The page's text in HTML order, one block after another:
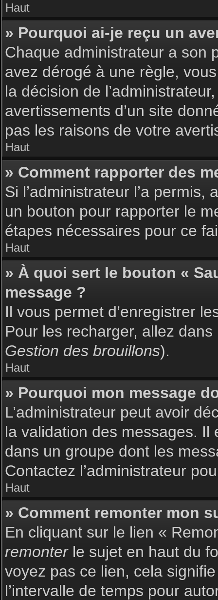
Haut
» Pourquoi ai-je reçu un
Chaque administrateur a son
avez dérogé à une règle,
la décision de
avertissements d’un site
pas les raisons de votre
Haut
» Comment rapporter des
Si l’administrateur l’a
un bouton pour rapporter le
étapes nécessaires pour ce
Haut
» À quoi sert le bouton «
message ?
Il vous permet d’enregistrer
Pour les recharger, allez
Gestion des brouillons).
Haut
» Pourquoi mon message
L’administrateur peut avoir
la validation des messages. Il
dans un groupe dont les
Contactez l’administrateur
Haut
» Comment remonter mon
En cliquant sur le lien «
remonterle sujet en haut du
voyez pas ce lien, cela
l’intervalle de temps pour